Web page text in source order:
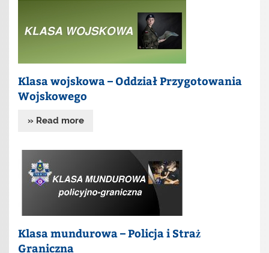
Klasa wojskowa – Oddział Przygotowania
Wojskowego
» Read more
Klasa mundurowa – Policja i Straż
Graniczna